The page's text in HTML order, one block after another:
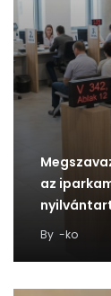
az
By -ko